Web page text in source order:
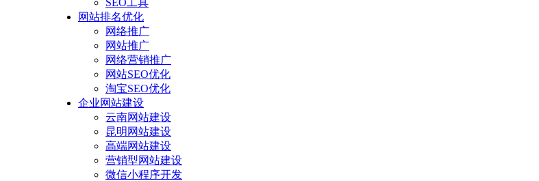
SEO工具
网站排名优化
网络推广
网站推广
网络营销推广
网站SEO优化
淘宝SEO优化
企业网站建设
云南网站建设
昆明网站建设
高端网站建设
营销型网站建设
微信小程序开发